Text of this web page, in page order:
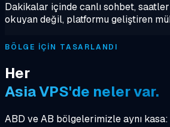
Dakikalar içinde canlı sohbet,
okuyan değil, platformu geliştiren
BÖLGE IÇIN TASARLANDI
Her
Asia VPS'de neler var.
ABD ve AB bölgelerimizle aynı kasa: